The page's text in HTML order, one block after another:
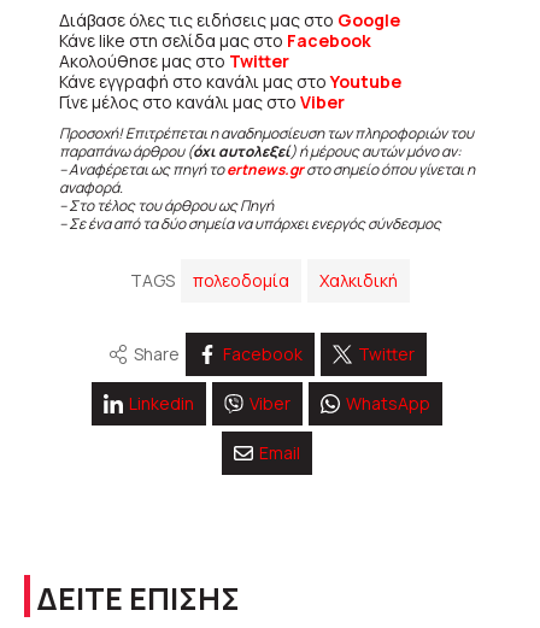
Διάβασε όλες τις ειδήσεις μας στο Google
Κάνε like στη σελίδα μας στο Facebook
Ακολούθησε μας στο Twitter
Κάνε εγγραφή στο κανάλι μας στοYoutube
Γίνε μέλος στο κανάλι μας στο Viber
Προσοχή! Επιτρέπεται η αναδημοσίευση των πληροφοριών του
παραπάνω άρθρου (όχι αυτολεξεί) ή μέρους αυτών μόνο αν:
– Αναφέρεται ως πηγή τοertnews.grστο σημείο όπου γίνεται η
αναφορά.
– Στο τέλος του άρθρου ως Πηγή
– Σε ένα από τα δύο σημεία να υπάρχει ενεργός σύνδεσμος
TAGS πολεοδομία Χαλκιδική
Share Facebook Twitter
Linkedin Viber WhatsApp
Email
ΔΕΙΤΕ ΕΠΙΣΗΣ